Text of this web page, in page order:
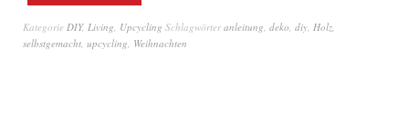
Kategorie DIY, Living, Upcycling Schlagwörteranleitung, deko, diy, Holz,
selbstgemacht, upcycling, Weihnachten